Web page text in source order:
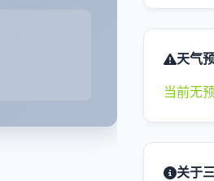
天气
当前无
关于